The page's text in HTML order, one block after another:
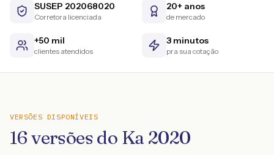
SUSEP 202068020
Corretora licenciada
20+ anos
de mercado
+50 mil
clientes atendidos
3 minutos
pra sua cotação
VERSÕES DISPONÍVEIS
16versões do Ka 2020